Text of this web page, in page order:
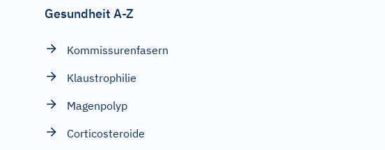
Gesundheit A-Z
Kommissurenfasern
Klaustrophilie
Magenpolyp
Corticosteroide